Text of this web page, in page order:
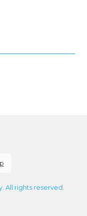
All rights reserved.